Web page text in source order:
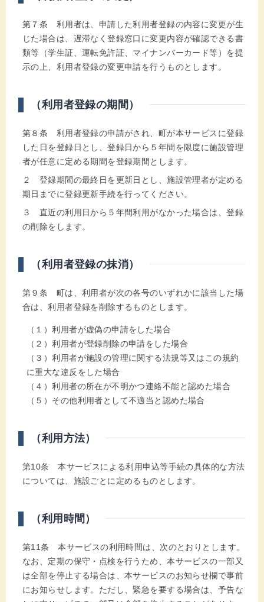
第７条 利用者は、申請した利用者登録の内容に変更が生
じた場合は、遅滞なく登録窓口に変更内容が確認できる書
類等（学生証、運転免許証、マイナンバーカード等）を提
示の上、利用者登録の変更申請を行うものとします。
（利用者登録の期間）
第８条 利用者登録の申請がされ、町が本サービスに登録
した日を登録日とし、登録日から５年間を限度に施設管理
者が任意に定める期間を登録期間とします。
２ 登録期間の最終日を更新日とし、施設管理者が定める
期日までに登録更新手続を行ってください。
３ 直近の利用日から５年間利用がなかった場合は、登録
の削除をします。
（利用者登録の抹消）
第９条 町は、利用者が次の各号のいずれかに該当した場
合は、利用者登録を削除するものとします。
（１）利用者が虚偽の申請をした場合
（２）利用者が登録削除の申請をした場合
（３）利用者が施設の管理に関する法規等又はこの規約
に重大な違反をした場合
（４）利用者の所在が不明かつ連絡不能と認めた場合
（５）その他利用者として不適当と認めた場合
（利用方法）
第10条 本サービスによる利用申込等手続の具体的な方法
については、施設ごとに定めるものとします。
（利用時間）
第11条 本サービスの利用時間は、次のとおりとします。
なお、定期の保守・点検を行うため、本サービスの一部又
は全部を停止する場合は、本サービスのお知らせ欄で事前
にお知らせします。ただし、緊急を要する場合は、予告な